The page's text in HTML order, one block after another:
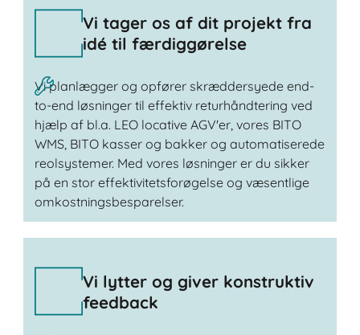
Vi tager os af dit projekt fra
idé til færdiggørelse
Vi planlægger og opfører skræddersyede end-
to-end løsninger til effektiv returhåndtering ved
hjælp af bl.a. LEO locative AGV'er, vores BITO
WMS, BITO kasser og bakker og automatiserede
reolsystemer. Med vores løsninger er du sikker
på en stor effektivitetsforøgelse og væsentlige
omkostningsbesparelser.
Vi lytter og giver konstruktiv
feedback